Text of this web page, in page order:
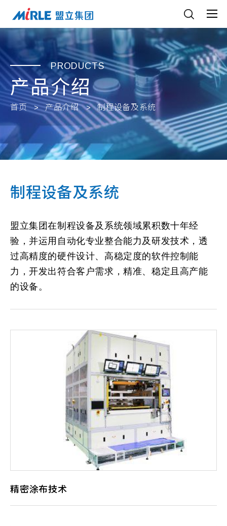
PRODUCTS
产品介绍
首页 产品介绍 制程设备及系统
制程设备及系统
盟立集团在制程设备及系统领域累积数十年经
验，并运用自动化专业整合能力及研发技术，透
过高精度的硬件设计、高稳定度的软件控制能
力，开发出符合客户需求，精准、稳定且高产能
的设备。
精密涂布技术